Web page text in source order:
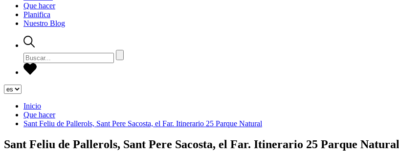
Que hacer
Planifica
Nuestro Blog
Inicio
Que hacer
Sant Feliu de Pallerols, Sant Pere Sacosta, el Far. Itinerario 25 Parque Natural
Sant Feliu de Pallerols, Sant Pere Sacosta, el Far. Itinerario 25 Parque Natural